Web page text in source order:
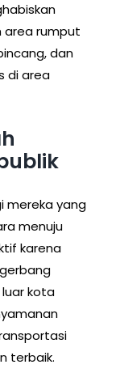
area rumput
dan
di area
mereka yang
menuju
karena
kota
terbaik.